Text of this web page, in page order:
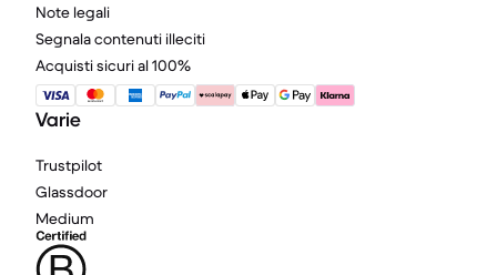
Note legali
Segnala contenuti illeciti
Acquisti sicuri al 100%
Varie
Trustpilot
Glassdoor
Medium